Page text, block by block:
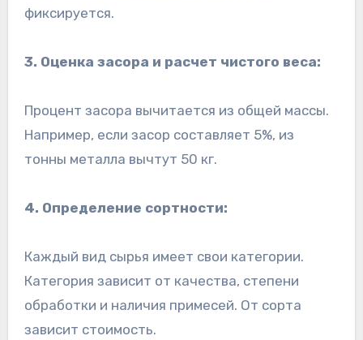
фиксируется.
3. Оценка засора и расчет чистого веса:
Процент засора вычитается из общей массы.
Например, если засор составляет 5%, из
тонны металла вычтут 50 кг.
4. Определение сортности:
Каждый вид сырья имеет свои категории.
Категория зависит от качества, степени
обработки и наличия примесей. От сорта
зависит стоимость.